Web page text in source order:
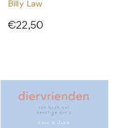
Billy Law
€22,50